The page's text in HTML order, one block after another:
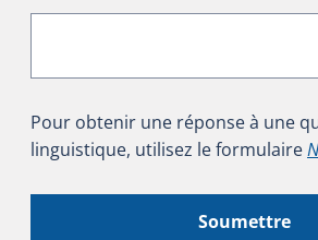
Pour obtenir une réponse à une
linguistique, utilisez le formulaire
Soumettre